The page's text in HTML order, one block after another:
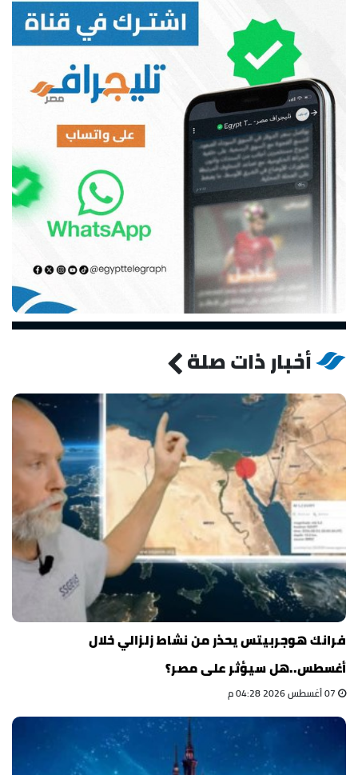
أخبار ذات صلة
فرانك هوجربيتس يحذر من نشاط زلزالي خلال
أغسطس..هل سيؤثر على مصر؟